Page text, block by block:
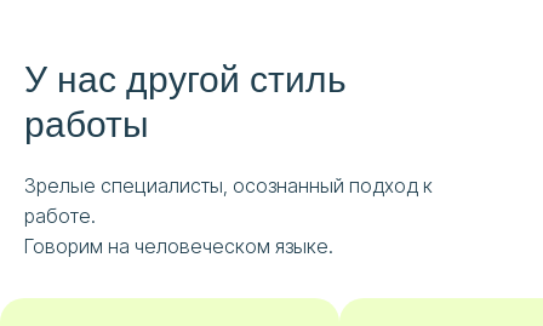
У нас другой стиль
работы
Зрелые специалисты, осознанный подход к
работе.
Говорим на человеческом языке.